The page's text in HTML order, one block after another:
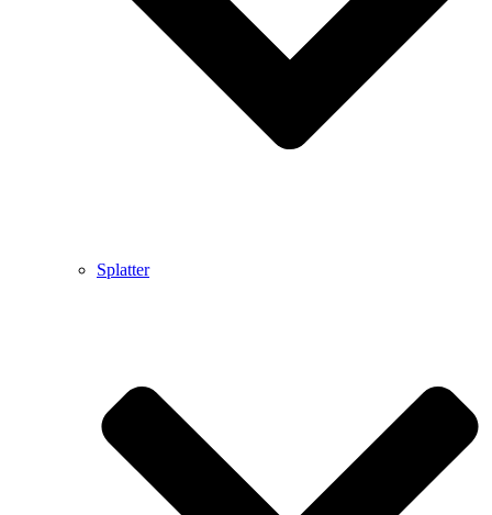
Splatter